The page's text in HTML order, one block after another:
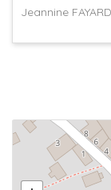
Jeannine